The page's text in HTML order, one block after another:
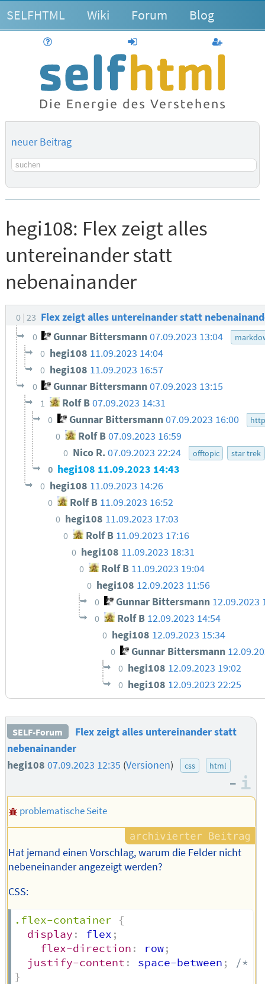
SELFHTML Wiki Forum Blog
anmelden
neuer Beitrag
Suchbegriff
hegi108: Flex zeigt alles
untereinander statt
nebenainander
0 23 Flex zeigt alles untereinander statt
0 Gunnar Bittersmann07.09.2023 13:04
0 hegi108 11.09.2023 14:04
0 hegi108 11.09.2023 16:57
0 Gunnar Bittersmann07.09.2023 13:15
1 Rolf B07.09.2023 14:31
0 Gunnar Bittersmann07.09.2023 16:00
0 Rolf B07.09.2023 16:59
0 Nico R.07.09.2023 22:24 offtopic star trek
0 hegi108 11.09.2023 14:43
0 hegi108 11.09.2023 14:26
0 Rolf B 11.09.2023 16:52
0 hegi108 11.09.2023 17:03
0 Rolf B 11.09.2023 17:16
0 hegi108 11.09.2023 18:31
0 Rolf B 11.09.2023 19:04
0 hegi108 12.09.2023 11:56
0 Gunnar Bittersmann 12.09.2023
0 Rolf B 12.09.2023 14:54
0 hegi108 12.09.2023 15:34
0 Gunnar Bittersmann
0 hegi108 12.09.2023 19:02
0 hegi108 12.09.2023 22:25
SELF-Forum
Flex zeigt alles untereinander statt
nebenainander
hegi108 07.09.2023 12:35 (Versionen) css html
–
problematische Seite
Hat jemand einen Vorschlag, warum die Felder nicht
nebeneinander angezeigt werden?
CSS:
.flex-container
{
display : flex ;
flex-direction : row;
justify-content : space-between ;
/*
}